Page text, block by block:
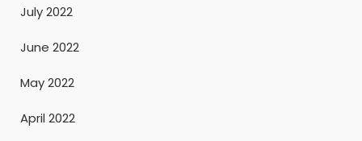
July 2022
June 2022
May 2022
April 2022